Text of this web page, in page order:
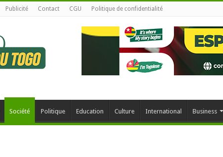
Publicité Contact CGU Politique de confidentialité
Société Politique Education Culture International Business